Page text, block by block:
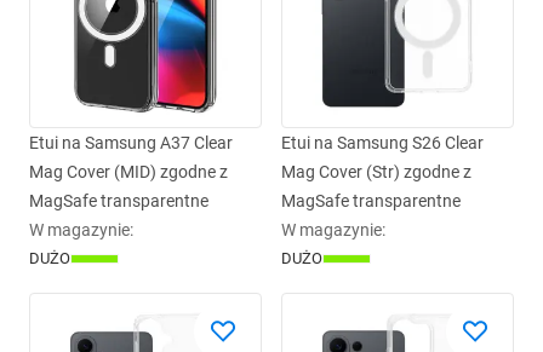
Etui na Samsung A37 Clear
Mag Cover (MID) zgodne z
MagSafe transparentne
W magazynie:
DUŻO
Etui na Samsung S26 Clear
Mag Cover (Str) zgodne z
MagSafe transparentne
W magazynie:
DUŻO